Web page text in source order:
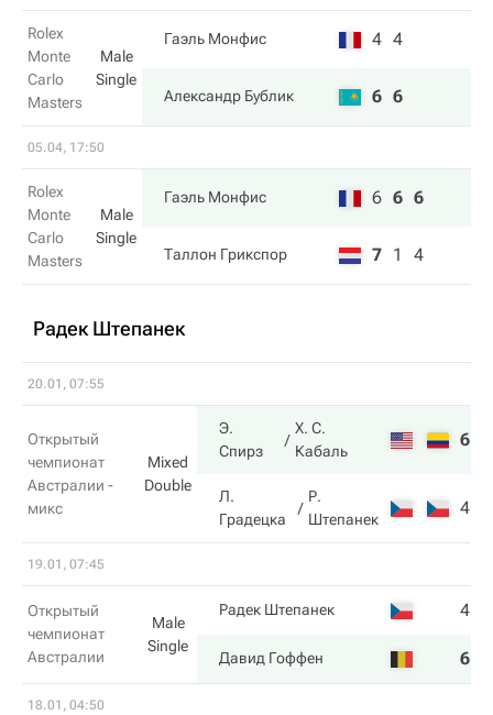
Rolex
Monte
Carlo
Masters
Male
Single
Гаэль Монфис 4 4
Александр Бублик 6 6
05.04, 17:50
Rolex
Monte
Carlo
Masters
Male
Single
Гаэль Монфис 6 6 6
Таллон Грикспор 7 1 4
Радек Штепанек
20.01, 07:55
Открытый
чемпионат
Австралии -
микс
Mixed
Double
Э.
Спирз
Х. С.
Кабаль
6
Л.
Градецка
Р.
Штепанек
4
19.01, 07:45
Открытый
чемпионат
Австралии
Male
Single
Радек Штепанек 4
Давид Гоффен 6
18.01, 04:50